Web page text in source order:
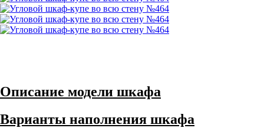
Описание модели шкафа
Варианты наполнения шкафа